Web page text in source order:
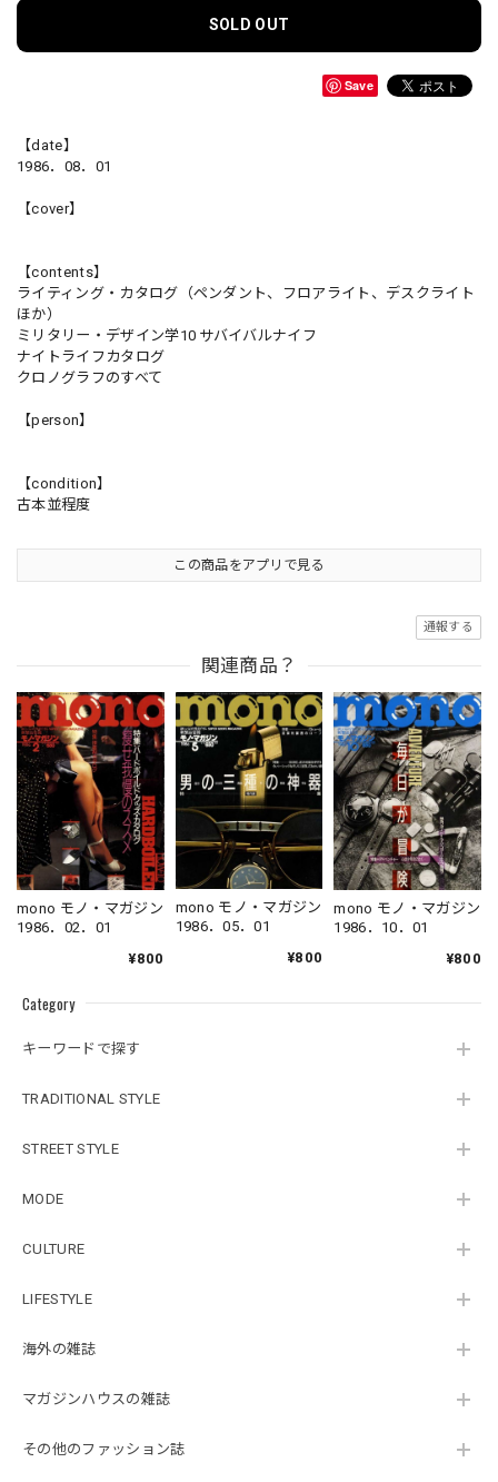
Category
キーワードで探す
TRADITIONAL STYLE
STREET STYLE
MODE
CULTURE
LIFESTYLE
海外の雑誌
マガジンハウスの雑誌
その他のファッション誌
SOLD OUT
Save
【date】
1986．08．01
【cover】
【contents】
ライティング・カタログ（ペンダント、フロアライト、デスクライト
ほか）
ミリタリー・デザイン学10 サバイバルナイフ
ナイトライフカタログ
クロノグラフのすべて
【person】
【condition】
古本並程度
この商品をアプリで見る
通報する
関連商品？
mono モノ・マガジン
1986．02．01
¥800
mono モノ・マガジン
1986．05．01
¥800
mono モノ・マガジン
1986．10．01
¥800